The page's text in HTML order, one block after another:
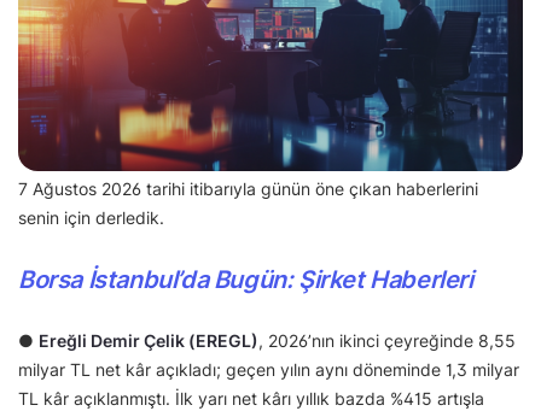
7 Ağustos 2026 tarihi itibarıyla günün öne çıkan haberlerini
senin için derledik.
Borsa İstanbul’da Bugün: Şirket Haberleri
● Ereğli Demir Çelik (EREGL), 2026’nın ikinci çeyreğinde 8,55
milyar TL net kâr açıkladı; geçen yılın aynı döneminde 1,3 milyar
TL kâr açıklanmıştı. İlk yarı net kârı yıllık bazda %415 artışla